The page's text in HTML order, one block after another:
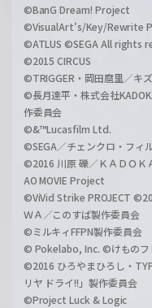
©BanG Dream! Project
©VisualArt's/Key/Rewrite
©ATLUS ©SEGA All rights
©2015 CIRCUS
©TRIGGER・岡田麿里／キ
©長月達平・株式会社
作委員会
©&™Lucasfilm Ltd.
©SEGA／チェンクロ・フィ
©2016 川原 礫／ＫＡＤＯＫ
AO MOVIE Project
©ViVid Strike PROJECT
ＷＡ／このすば製作委員会
©ミルキィFFPN製作委員会
© Pokelabo, Inc. ©けものフ
©2016 ひろやまひろし・
リヤ ドライ!!」製作委員会
©Project Luck & Logic